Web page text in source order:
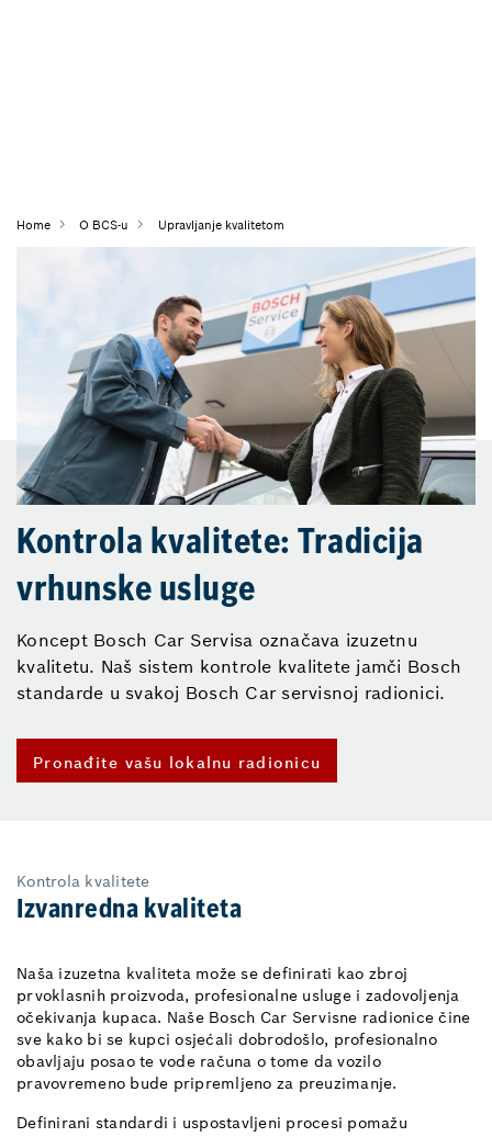
Home O BCS-u Upravljanje kvalitetom
Kontrola kvalitete: Tradicija
vrhunske usluge
Koncept Bosch Car Servisa označava izuzetnu
kvalitetu. Naš sistem kontrole kvalitete jamči Bosch
standarde u svakoj Bosch Car servisnoj radionici.
Pronađite vašu lokalnu radionicu
Kontrola kvalitete
Izvanredna kvaliteta
Naša izuzetna kvaliteta može se definirati kao zbroj
prvoklasnih proizvoda, profesionalne usluge i zadovoljenja
očekivanja kupaca. Naše Bosch Car Servisne radionice čine
sve kako bi se kupci osjećali dobrodošlo, profesionalno
obavljaju posao te vode računa o tome da vozilo
pravovremeno bude pripremljeno za preuzimanje.
Definirani standardi i uspostavljeni procesi pomažu